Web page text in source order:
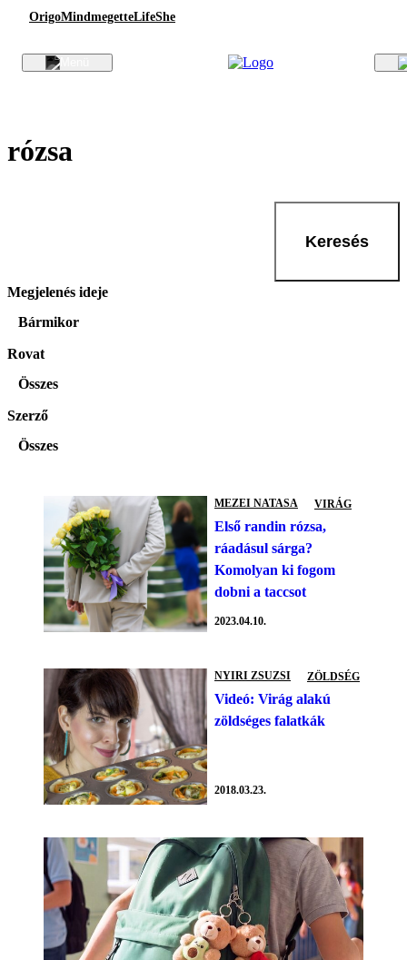
OrigoMindmegetteLifeShe
rózsa
Keresés
Megjelenés ideje
Bármikor
Rovat
Összes
Szerző
Összes
MEZEI NATASA VIRÁG
Első randin rózsa,
ráadásul sárga?
Komolyan ki fogom
dobni a taccsot
2023.04.10.
NYIRI ZSUZSI ZÖLDSÉG
Videó: Virág alakú
zöldséges falatkák
2018.03.23.